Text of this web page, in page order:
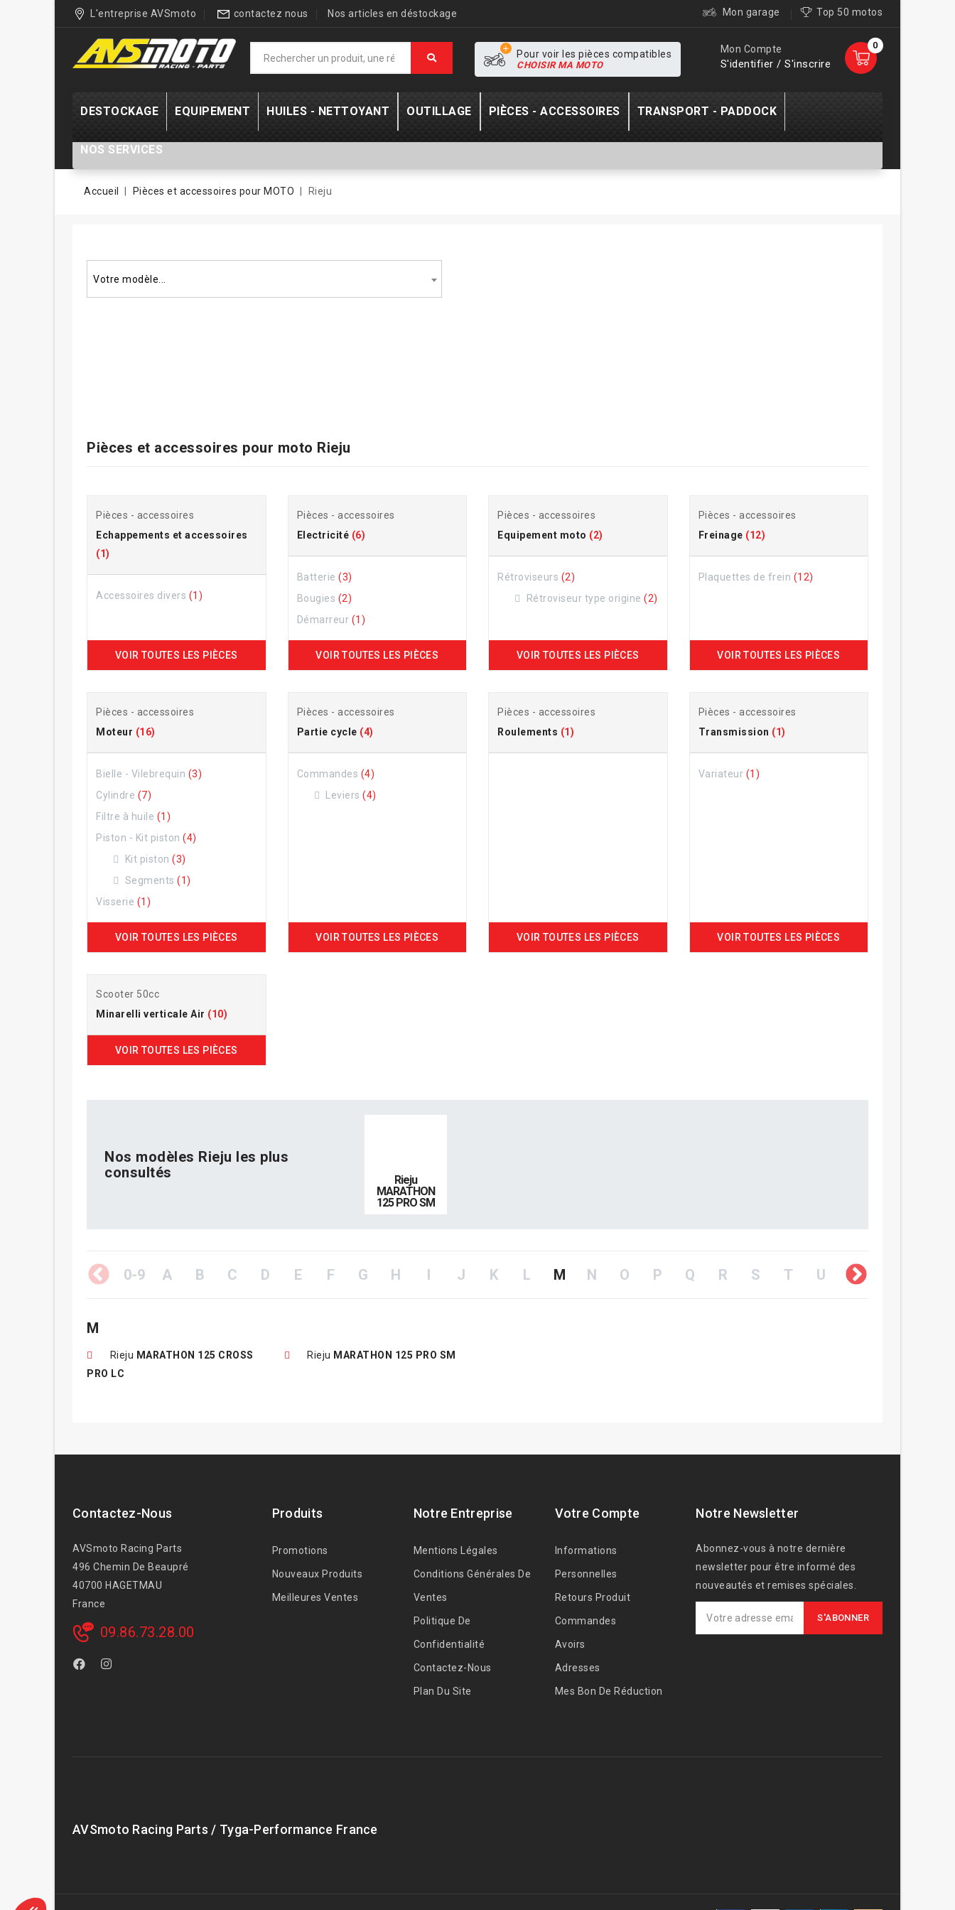
L'entreprise AVSmoto contactez nous Nos articles en déstockage Mon garage Top 50 motos
0
Mon Compte
S'identifier / S'inscrire
Pour voir les pièces compatibles
CHOISIR MA MOTO
DESTOCKAGE EQUIPEMENT HUILES - NETTOYANT OUTILLAGE PIÈCES - ACCESSOIRES TRANSPORT - PADDOCK
NOS SERVICES
Accueil Pièces et accessoires pour MOTO Rieju
Votre modèle...
Pièces et accessoires pour moto Rieju
Pièces - accessoires
Echappements et accessoires
(1)
Accessoires divers (1)
VOIR TOUTES LES PIÈCES
Pièces - accessoires
Electricité (6)
Batterie (3)
Bougies (2)
Démarreur (1)
VOIR TOUTES LES PIÈCES
Pièces - accessoires
Equipement moto (2)
Rétroviseurs (2)
Rétroviseur type origine (2)
VOIR TOUTES LES PIÈCES
Pièces - accessoires
Freinage (12)
Plaquettes de frein (12)
VOIR TOUTES LES PIÈCES
Pièces - accessoires
Moteur (16)
Bielle - Vilebrequin (3)
Cylindre (7)
Filtre à huile (1)
Piston - Kit piston (4)
Kit piston (3)
Segments (1)
Visserie (1)
VOIR TOUTES LES PIÈCES
Pièces - accessoires
Partie cycle (4)
Commandes (4)
Leviers (4)
VOIR TOUTES LES PIÈCES
Pièces - accessoires
Roulements (1)
VOIR TOUTES LES PIÈCES
Pièces - accessoires
Transmission (1)
Variateur (1)
VOIR TOUTES LES PIÈCES
Scooter 50cc
Minarelli verticale Air (10)
VOIR TOUTES LES PIÈCES
Nos modèles Rieju les plus
consultés
Rieju
MARATHON
125 PRO SM
0-9 A B C D E F G H I J K L M N O P Q R S T U V
M
Rieju MARATHON 125 CROSS
PRO LC
Rieju MARATHON 125 PRO SM
Contactez-Nous
AVSmoto Racing Parts
496 Chemin De Beaupré
40700 HAGETMAU
France
09.86.73.28.00
Produits
Promotions
Nouveaux Produits
Meilleures Ventes
Notre Entreprise
Mentions Légales
Conditions Générales De
Ventes
Politique De
Confidentialité
Contactez-Nous
Plan Du Site
Votre Compte
Informations
Personnelles
Retours Produit
Commandes
Avoirs
Adresses
Mes Bon De Réduction
Notre Newsletter
Abonnez-vous à notre dernière
newsletter pour être informé des
nouveautés et remises spéciales.
AVSmoto Racing Parts / Tyga-Performance France